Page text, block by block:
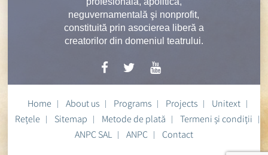
neguvernamentală şi nonprofit,
constituită prin asocierea liberă a
creatorilor din domeniul teatrului.
Home About us Programs Projects
Unitext
Rețele
Sitemap Metode de plată
Termeni și condiții
ANPC SAL
ANPC Contact